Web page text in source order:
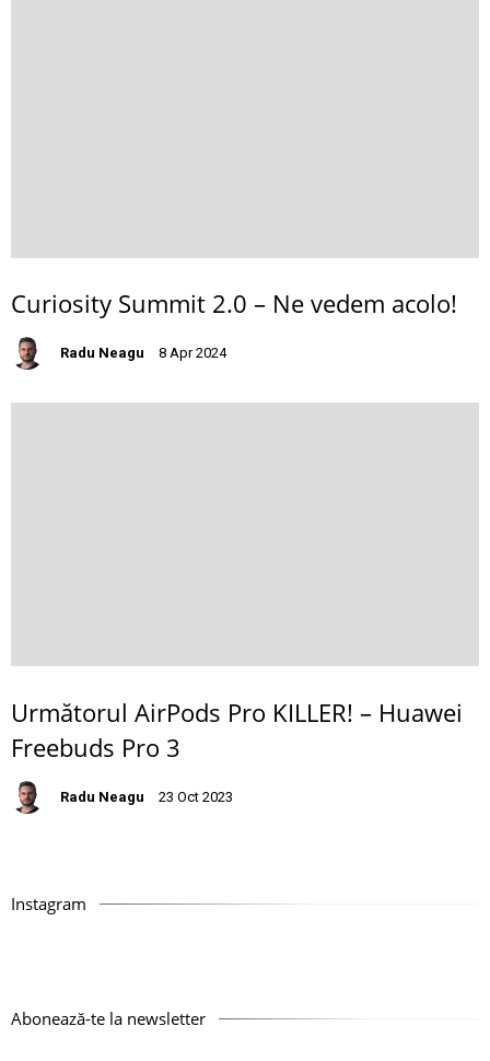
Curiosity Summit 2.0 – Ne vedem acolo!
Radu Neagu 8 Apr 2024
Următorul AirPods Pro KILLER! – Huawei
Freebuds Pro 3
Radu Neagu 23 Oct 2023
Instagram
Abonează-te la newsletter